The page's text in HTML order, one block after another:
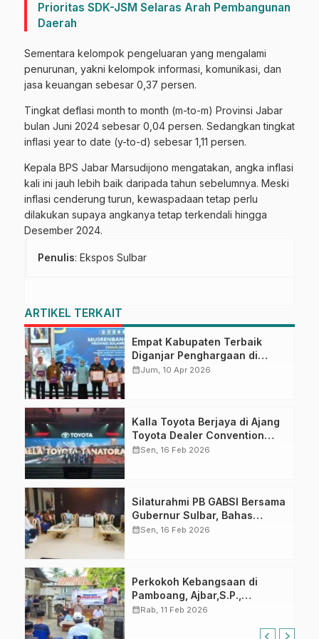
Prioritas SDK-JSM Selaras Arah Pembangunan
Daerah
Sementara kelompok pengeluaran yang mengalami
penurunan, yakni kelompok informasi, komunikasi, dan
jasa keuangan sebesar 0,37 persen.
Tingkat deflasi month to month (m-to-m) Provinsi Jabar
bulan Juni 2024 sebesar 0,04 persen. Sedangkan tingkat
inflasi year to date (y-to-d) sebesar 1,11 persen.
Kepala BPS Jabar Marsudijono mengatakan, angka inflasi
kali ini jauh lebih baik daripada tahun sebelumnya. Meski
inflasi cenderung turun, kewaspadaan tetap perlu
dilakukan supaya angkanya tetap terkendali hingga
Desember 2024.
Penulis: Ekspos Sulbar
ARTIKEL TERKAIT
Empat Kabupaten Terbaik
Diganjar Penghargaan di
Musrenbang Sulbar 2027
calendar_monthJum, 10 Apr 2026
Kalla Toyota Berjaya di Ajang
Toyota Dealer Convention
2026
calendar_monthSen, 16 Feb 2026
Silaturahmi PB GABSI Bersama
Gubernur Sulbar, Bahas
Persiapan Kejurnas Bridge ke-
calendar_monthSen, 16 Feb 2026
Perkokoh Kebangsaan di
Pamboang, Ajbar,S.P.,
Sosialisasi Empat Pilar di Desa
calendar_monthRab, 11 Feb 2026